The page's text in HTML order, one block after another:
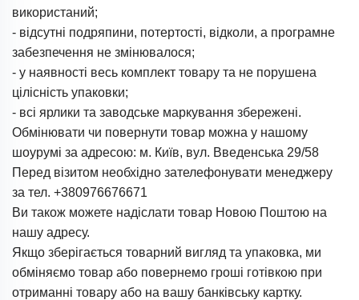
використаний;
- відсутні подряпини, потертості, відколи, а програмне
забезпечення не змінювалося;
- у наявності весь комплект товару та не порушена
цілісність упаковки;
- всі ярлики та заводське маркування збережені.
Обмінювати чи повернути товар можна у нашому
шоурумі за адресою: м. Київ, вул. Введенська 29/58
Перед візитом необхідно зателефонувати менеджеру
за тел. +380976676671
Ви також можете надіслати товар Новою Поштою на
нашу адресу.
Якщо зберігається товарний вигляд та упаковка, ми
обміняємо товар або повернемо гроші готівкою при
отриманні товару або на вашу банківську картку.